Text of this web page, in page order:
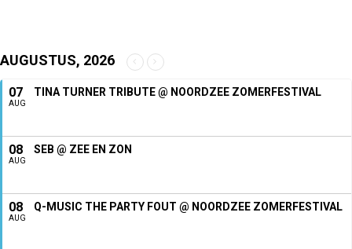
AUGUSTUS, 2026
07
AUG
TINA TURNER TRIBUTE @ NOORDZEE ZOMERFESTIVAL
08
AUG
SEB @ ZEE EN ZON
08
AUG
Q-MUSIC THE PARTY FOUT @ NOORDZEE ZOMERFESTIVAL